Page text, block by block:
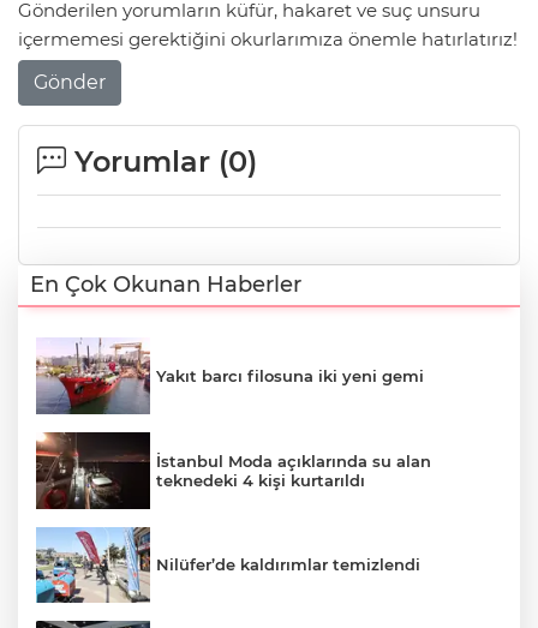
Gönderilen yorumların küfür, hakaret ve suç unsuru
içermemesi gerektiğini okurlarımıza önemle hatırlatırız!
Gönder
Yorumlar (0)
En Çok Okunan Haberler
Yakıt barcı filosuna iki yeni gemi
İstanbul Moda açıklarında su alan
teknedeki 4 kişi kurtarıldı
Nilüfer’de kaldırımlar temizlendi